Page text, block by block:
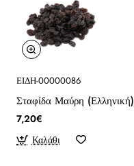
ΕΙΔΗ-00000086
Σταφίδα Μαύρη (Ελληνική)
7,20€
Καλάθι